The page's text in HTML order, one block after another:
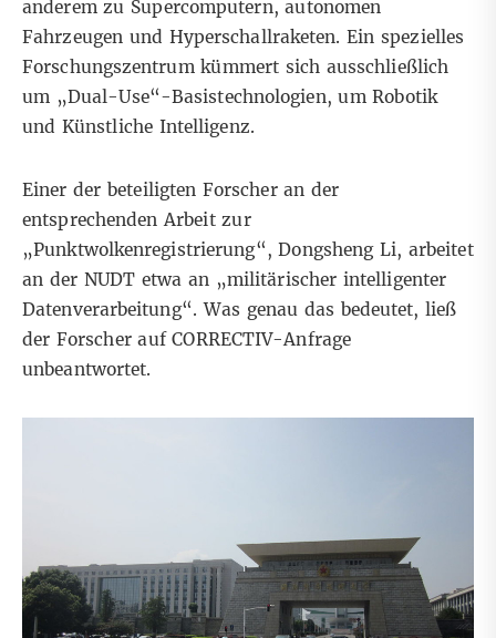
anderem zu Supercomputern, autonomen
Fahrzeugen und Hyperschallraketen. Ein spezielles
Forschungszentrum kümmert sich ausschließlich
um „Dual-Use“-Basistechnologien, um Robotik
und Künstliche Intelligenz.
Einer der beteiligten Forscher an der
entsprechenden Arbeit zur
„Punktwolkenregistrierung“, Dongsheng Li, arbeitet
an der NUDT etwa an „militärischer intelligenter
Datenverarbeitung“. Was genau das bedeutet, ließ
der Forscher auf CORRECTIV-Anfrage
unbeantwortet.